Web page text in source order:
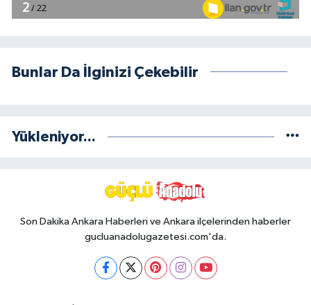
Bunlar Da İlginizi Çekebilir
Yükleniyor...
Son Dakika Ankara Haberleri ve Ankara ilçelerinden haberler
gucluanadolugazetesi.com'da.